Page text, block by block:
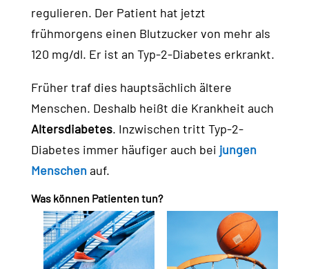
regulieren. Der Patient hat jetzt
frühmorgens einen Blutzucker von mehr als
120 mg/dl. Er ist an Typ-2-Diabetes erkrankt.
Früher traf dies hauptsächlich ältere
Menschen. Deshalb heißt die Krankheit auch
Altersdiabetes. Inzwischen tritt Typ-2-
Diabetes immer häufiger auch bei jungen
Menschenauf.
Was können Patienten tun?